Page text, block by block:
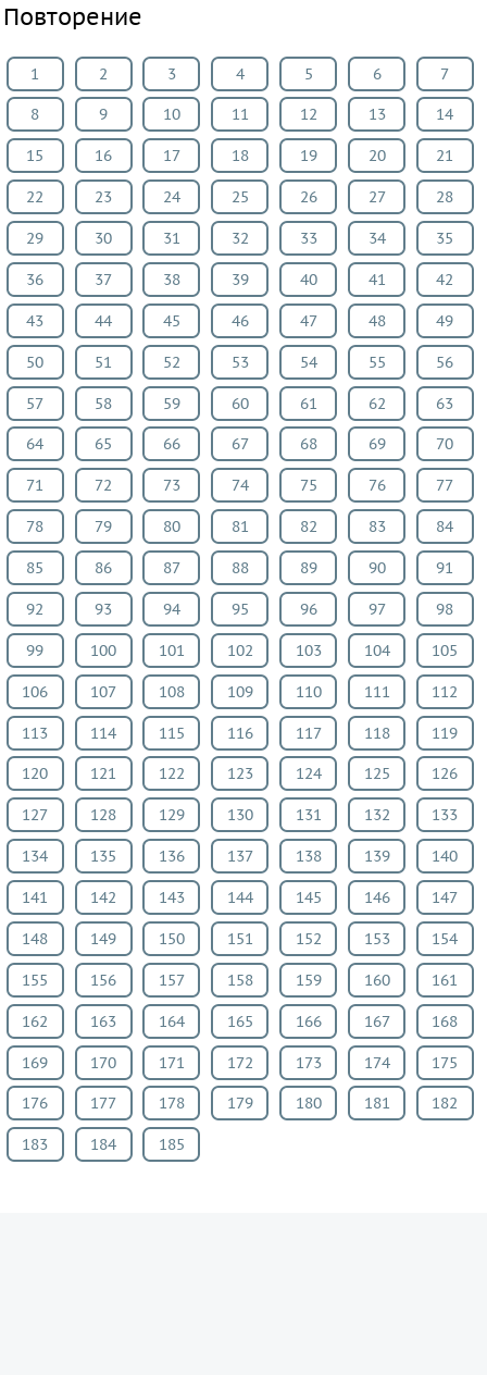
Повторение
1 2 3 4 5 6 7
8 9 10 11 12 13 14
15 16 17 18 19 20 21
22 23 24 25 26 27 28
29 30 31 32 33 34 35
36 37 38 39 40 41 42
43 44 45 46 47 48 49
50 51 52 53 54 55 56
57 58 59 60 61 62 63
64 65 66 67 68 69 70
71 72 73 74 75 76 77
78 79 80 81 82 83 84
85 86 87 88 89 90 91
92 93 94 95 96 97 98
99 100 101 102 103 104 105
106 107 108 109 110 111 112
113 114 115 116 117 118 119
120 121 122 123 124 125 126
127 128 129 130 131 132 133
134 135 136 137 138 139 140
141 142 143 144 145 146 147
148 149 150 151 152 153 154
155 156 157 158 159 160 161
162 163 164 165 166 167 168
169 170 171 172 173 174 175
176 177 178 179 180 181 182
183 184 185